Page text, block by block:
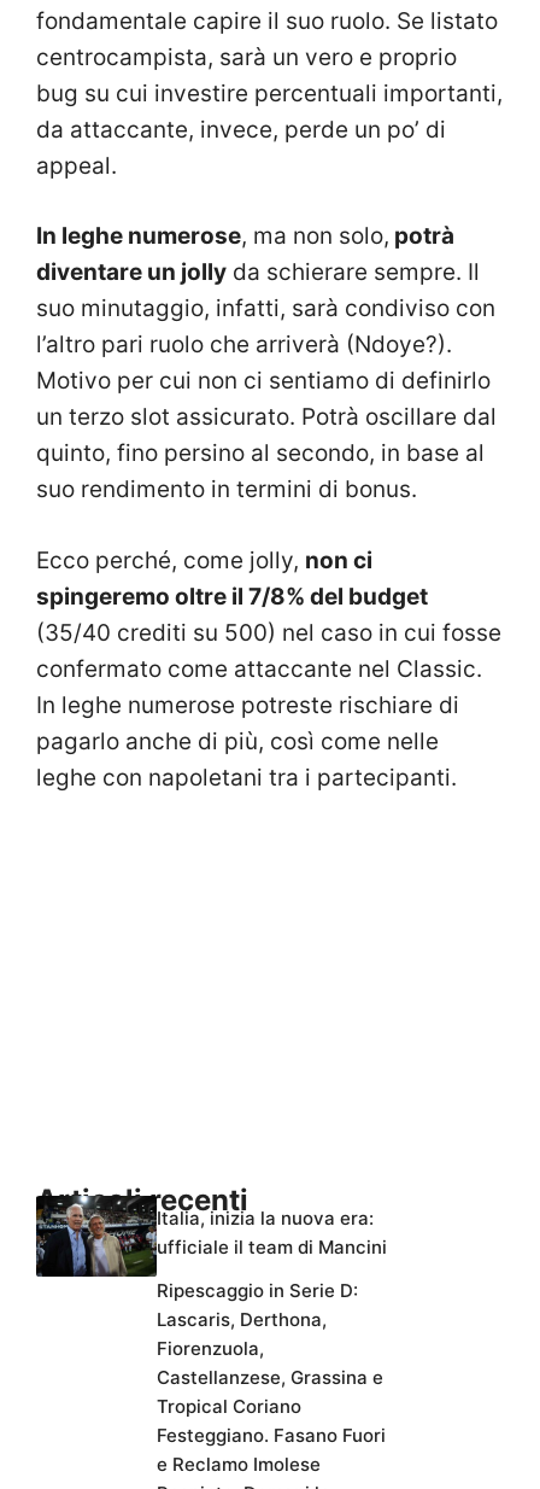
fondamentale capire il suo ruolo. Se listato
centrocampista, sarà un vero e proprio
bug su cui investire percentuali importanti,
da attaccante, invece, perde un po’ di
appeal.
In leghe numerose, ma non solo, potrà
diventare un jolly da schierare sempre. Il
suo minutaggio, infatti, sarà condiviso con
l’altro pari ruolo che arriverà (Ndoye?).
Motivo per cui non ci sentiamo di definirlo
un terzo slot assicurato. Potrà oscillare dal
quinto, fino persino al secondo, in base al
suo rendimento in termini di bonus.
Ecco perché, come jolly, non ci
spingeremo oltre il 7/8% del budget
(35/40 crediti su 500) nel caso in cui fosse
confermato come attaccante nel Classic.
In leghe numerose potreste rischiare di
pagarlo anche di più, così come nelle
leghe con napoletani tra i partecipanti.
Articoli recenti
Italia, inizia la nuova era:
ufficiale il team di Mancini
Ripescaggio in Serie D:
Lascaris, Derthona,
Fiorenzuola,
Castellanzese, Grassina e
Tropical Coriano
Festeggiano. Fasano Fuori
e Reclamo Imolese